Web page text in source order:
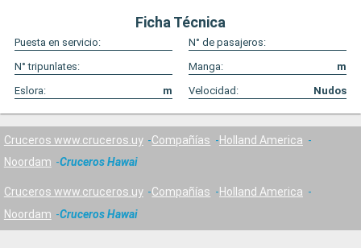
Ficha Técnica
Puesta en servicio:
N° de pasajeros:
N° tripunlates:
Manga:
m
Eslora:
m Velocidad: Nudos
Cruceros www.cruceros.uy Compañías
Holland America
Noordam
Cruceros Hawai
Cruceros www.cruceros.uy Compañías
Holland America
Noordam
Cruceros Hawai